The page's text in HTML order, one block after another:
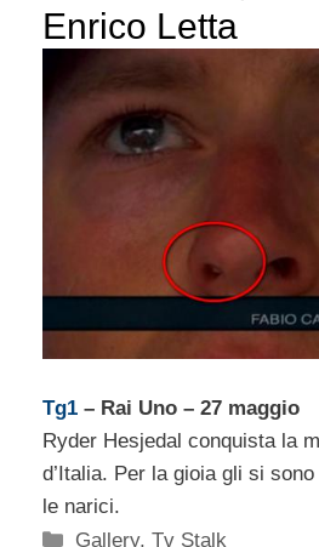
Enrico Letta
Tg1 – Rai Uno – 27 maggio
Ryder Hesjedal conquista la
d’Italia. Per la gioia gli si
le narici.
Categorie
Gallery,Tv Stalk